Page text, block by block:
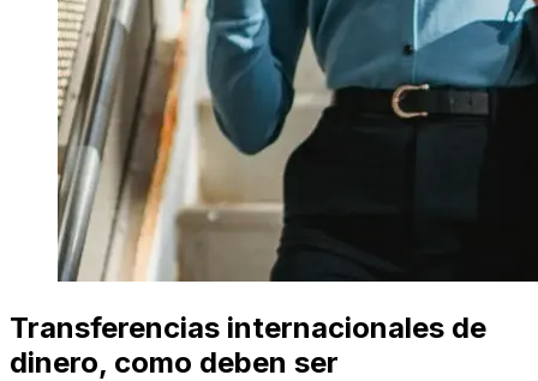
Transferencias internacionales de
dinero, como deben ser